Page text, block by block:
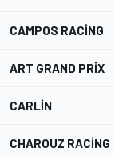
CAMPOS RACING
ART GRAND PRIX
CARLIN
CHAROUZ RACING